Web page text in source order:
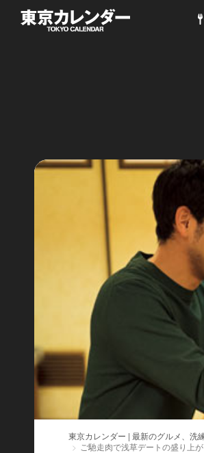
東京カレンダー | 最新のグルメ、洗
ご馳走肉で浅草デートの盛り上